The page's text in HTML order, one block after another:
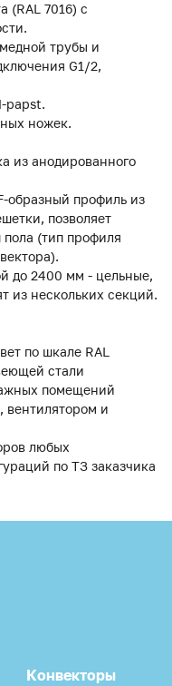
(RAL 7016) с
трубы и
G1/2,
papst.
ножек.
из анодированного
образный профиль из
позволяет
пола (тип профиля
до 2400 мм - цельные,
из нескольких секций.
по шкале RAL
стали
помещений
вентилятором и
любых
по ТЗ заказчика
Конвекторы